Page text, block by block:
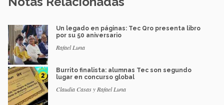
Un legado en páginas: Tec Qro presenta libro
por su 50 aniversario
Rafael Luna
Burrito finalista: alumnas Tec son segundo
lugar en concurso global
Claudia Casas y Rafael Luna